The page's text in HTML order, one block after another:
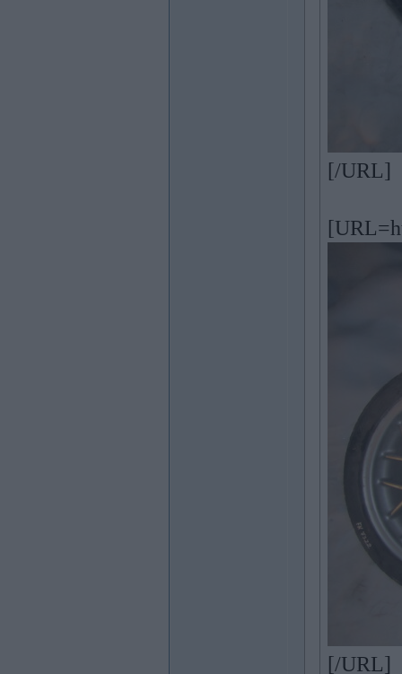
[/URL]
[/URL]